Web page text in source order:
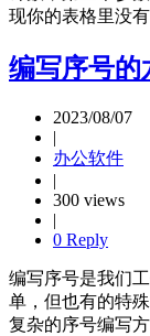
现你的表格里没
编写序号的
2023/08/07
|
办公软件
|
300 views
|
0 Reply
编写序号是我们
单，但也有的特
复杂的序号编写